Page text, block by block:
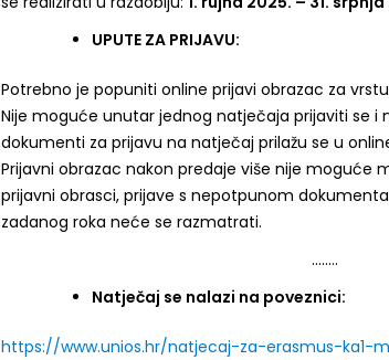
UPUTE ZA PRIJAVU:
Potrebno je popuniti online prijavi obrazac za
Nije moguće unutar jednog natječaja prijaviti se i
dokumenti za prijavu na natječaj prilažu se u
Prijavni obrazac nakon predaje više nije moguće
prijavni obrasci, prijave s nepotpunom
zadanog roka neće se razmatrati.
……..
Natječaj se nalazi na poveznici:
https://www.unios.hr/natjecaj-za-erasmus-ka1-